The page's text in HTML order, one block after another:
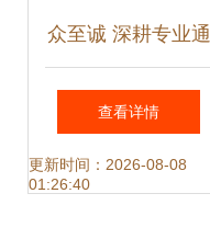
众至诚 深耕专业通
信网络技术服务，
铸就全面资质新标
查看详情
更新时间：2026-08-08
01:26:40